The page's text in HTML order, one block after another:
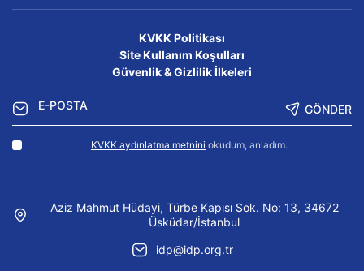
KVKK Politikası
Site Kullanım Koşulları
Güvenlik & Gizlilik İlkeleri
GÖNDER
KVKK aydınlatma metnini okudum, anladım.
Aziz Mahmut Hüdayi, Türbe Kapısı Sok. No: 13, 34672
Üsküdar/İstanbul
idp@idp.org.tr